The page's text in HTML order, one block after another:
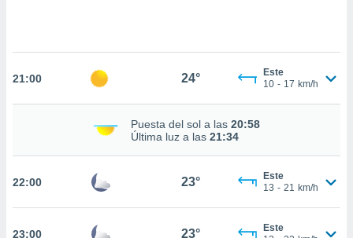
de
En
21:00 24°
Este
10 - 17 km/h
Puesta del sol a las 20:58
Última luz a las 21:34
22:00 23°
Este
13 - 21 km/h
23:00 23°
Este